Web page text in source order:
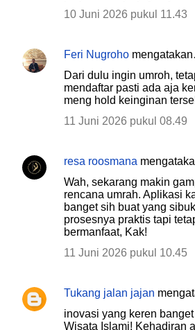
10 Juni 2026 pukul 11.43
Feri Nugroho
Dari dulu ingin umroh,
mendaftar pasti ada aja
meng hold keinginan
11 Juni 2026 pukul 08.49
resa roosmana
Wah, sekarang makin
rencana umrah. Aplikasi
banget sih buat yang
prosesnya praktis tapi
bermanfaat, Kak!
11 Juni 2026 pukul 10.45
Tukang jalan jajan
inovasi yang keren
Wisata Islami! Kehadiran